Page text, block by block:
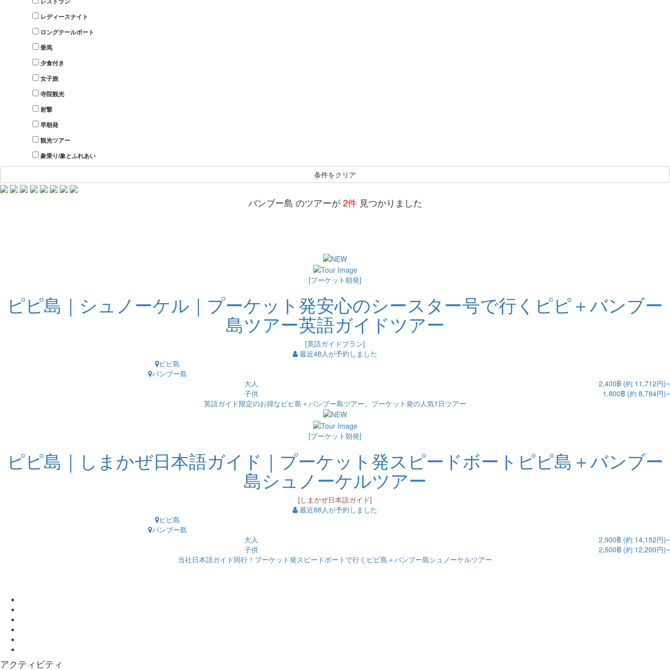
レディースナイト
ロングテールボート
乗馬
夕食付き
女子旅
寺院観光
射撃
早朝発
観光ツアー
象乗り/象とふれあい
条件をクリア
バンブー島 のツアーが2件見つかりました
[プーケット朝発]
ピピ島｜シュノーケル｜プーケット発安心のシースター号で行くピピ＋バンブー
島ツアー英語ガイドツアー
[英語ガイドプラン]
最近48人が予約しました
ピピ島
バンブー島
大人
2,400฿ (約 11,712円)~
子供
1,800฿ (約 8,784円)~
英語ガイド限定のお得なピピ島＋バンブー島ツアー。プーケット発の人気1日ツアー
[プーケット朝発]
ピピ島｜しまかぜ日本語ガイド｜プーケット発スピードボートピピ島＋バンブー
島シュノーケルツアー
[しまかぜ日本語ガイド]
最近88人が予約しました
ピピ島
バンブー島
大人
2,900฿ (約 14,152円)~
子供
2,500฿ (約 12,200円)~
当社日本語ガイド同行！プーケット発スピードボートで行くピピ島＋バンブー島シュノーケルツアー
アクティビティ